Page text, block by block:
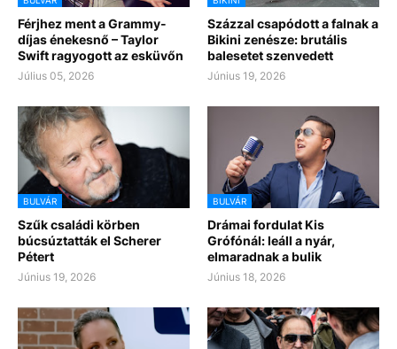
Férjhez ment a Grammy-
díjas énekesnő – Taylor
Swift ragyogott az esküvőn
Július 05, 2026
Százzal csapódott a falnak a
Bikini zenésze: brutális
balesetet szenvedett
Június 19, 2026
BULVÁR
Szűk családi körben
búcsúztatták el Scherer
Pétert
Június 19, 2026
BULVÁR
Drámai fordulat Kis
Grófónál: leáll a nyár,
elmaradnak a bulik
Június 18, 2026